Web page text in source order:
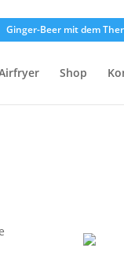
Ginger-Beer mit dem
Shop